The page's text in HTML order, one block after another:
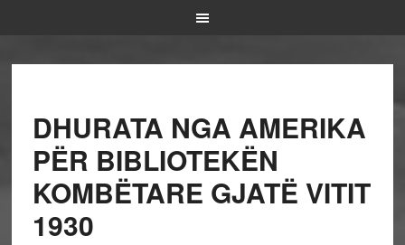
DHURATA NGA AMERIKA
PËR BIBLIOTEKËN
KOMBËTARE GJATË VITIT
1930